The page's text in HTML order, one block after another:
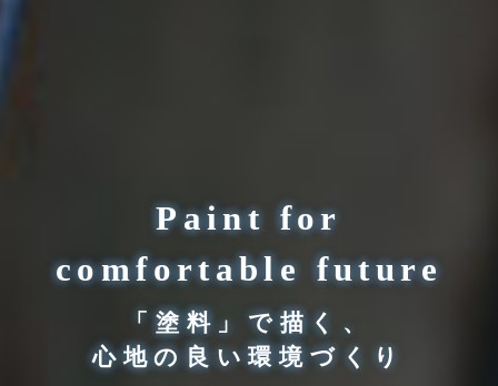
Paint for
comfortable future
「塗料」で描く、
心地の良い環境づくり